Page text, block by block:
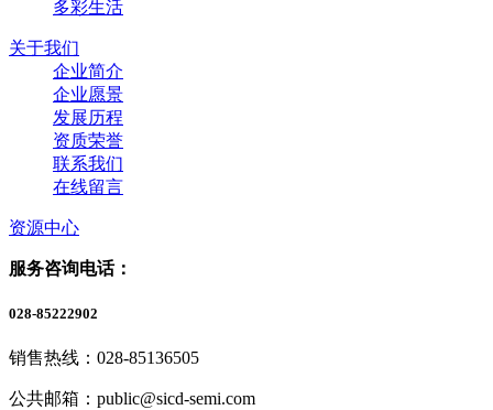
多彩生活
关于我们
企业简介
企业愿景
发展历程
资质荣誉
联系我们
在线留言
资源中心
服务咨询电话：
028-85222902
销售热线：028-85136505
公共邮箱：public@sicd-semi.com